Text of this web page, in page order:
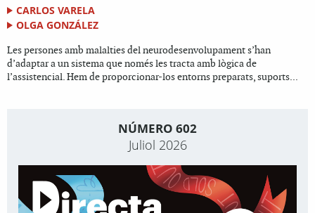
CARLOS VARELA
OLGA GONZÁLEZ
Les persones amb malalties del neurodesenvolupament s’han
d’adaptar a un sistema que només les tracta amb lògica de
l’assistencial. Hem de proporcionar-los entorns preparats, suports...
NÚMERO 602
Juliol 2026